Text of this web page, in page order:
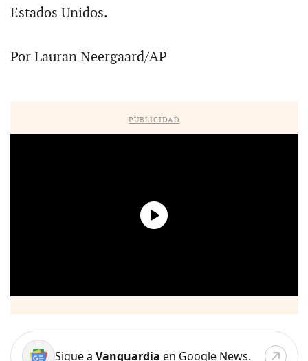
Estados Unidos.
Por Lauran Neergaard/AP
PUBLICIDAD
Sigue a Vanguardia en Google News.